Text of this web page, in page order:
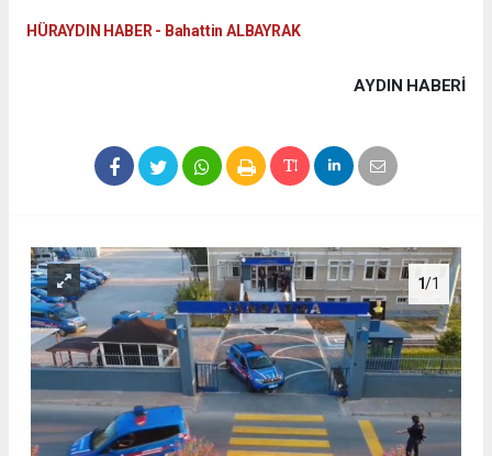
HÜRAYDIN HABER - Bahattin ALBAYRAK
AYDIN HABERİ
1/1